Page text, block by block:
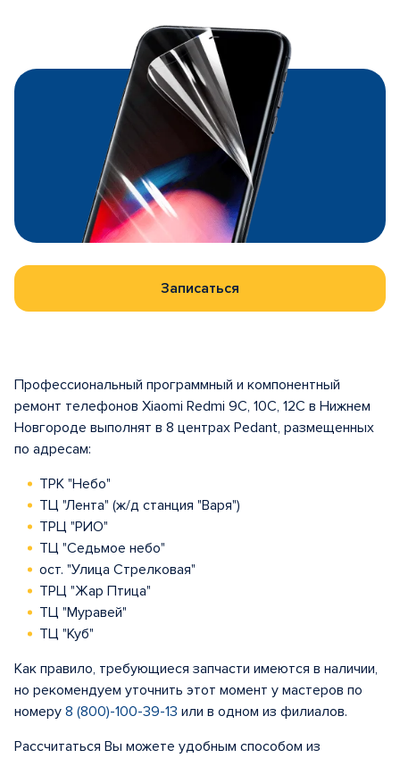
Записаться
Профессиональный программный и компонентный
ремонт телефонов Xiaomi Redmi 9C, 10C, 12C в Нижнем
Новгороде выполнят в 8 центрах Pedant, размещенных
по адресам:
ТРК "Небо"
ТЦ "Лента" (ж/д станция "Варя")
ТРЦ "РИО"
ТЦ "Седьмое небо"
ост. "Улица Стрелковая"
ТРЦ "Жар Птица"
ТЦ "Муравей"
ТЦ "Куб"
Как правило, требующиеся запчасти имеются в наличии,
но рекомендуем уточнить этот момент у мастеров по
номеру 8 (800)-100-39-13 или в одном из филиалов.
Рассчитаться Вы можете удобным способом из